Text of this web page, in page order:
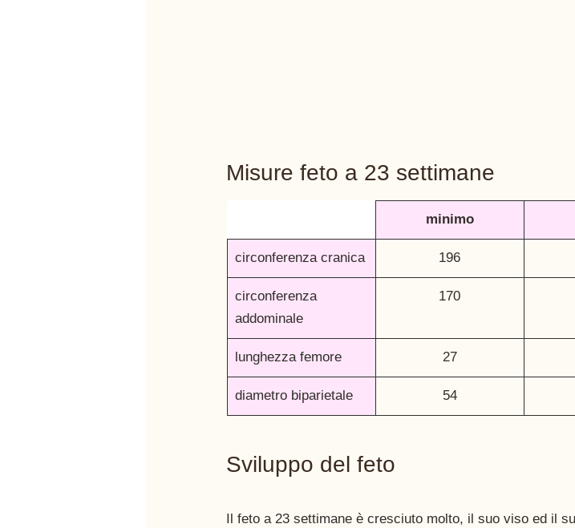
Misure feto a 23 settimane
minimo
circonferenza cranica 196
circonferenza
addominale
170
lunghezza femore 27
diametro biparietale 54
Sviluppo del feto
Il feto a 23 settimane è cresciuto molto, il suo viso ed il